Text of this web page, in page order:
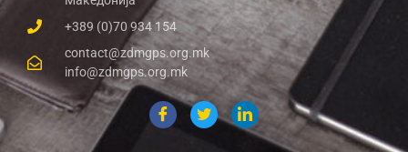
+389 (0)70 934 154
contact@zdmgps.org.mk
info@zdmgps.org.mk